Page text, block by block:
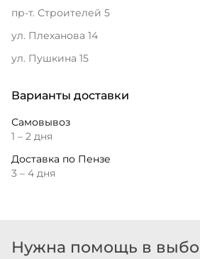
пр-т. Строителей 5
ул. Плеханова 14
ул. Пушкина 15
Варианты доставки
Самовывоз
1 – 2 дня
Доставка по Пензе
3 – 4 дня
Нужна помощь в